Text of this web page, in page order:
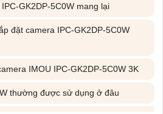
GK2DP-5C0W mang lại
đặt camera IPC-GK2DP-5C0W
IMOU IPC-GK2DP-5C0W 3K
thường được sử dụng ở đâu